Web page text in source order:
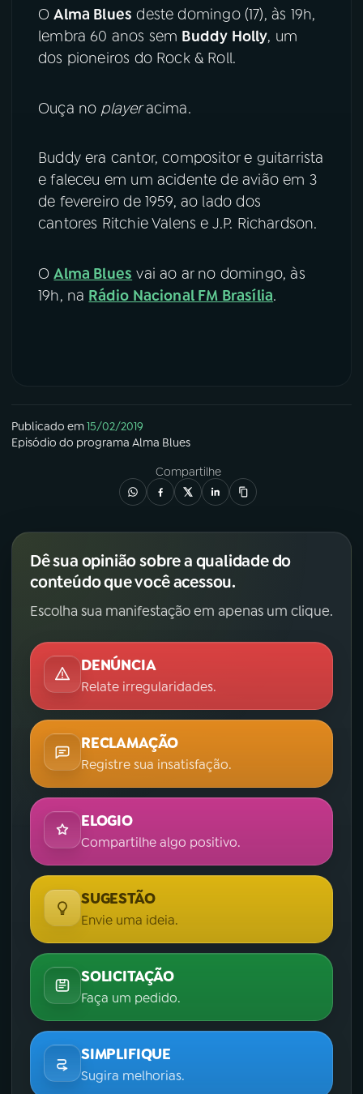
07 ÚLTIMAS
YouTube Facebook
OAlma Blues deste domingo (17), às 19h,
lembra 60 anos sem Buddy Holly, um
dos pioneiros do Rock & Roll.
Ouça no playeracima.
Buddy era cantor, compositor e guitarrista
e faleceu em um acidente de avião em 3
de fevereiro de 1959, ao lado dos
cantores Ritchie Valens e J.P. Richardson.
OAlma Blues vai ao ar no domingo, às
19h, na Rádio Nacional FM Brasília.
Publicado em15/02/2019
Episódio do programa Alma Blues
Compartilhe
Dê sua opinião sobre a qualidade do
conteúdo que você acessou.
Escolha sua manifestação em apenas um clique.
DENÚNCIA
Relate irregularidades.
RECLAMAÇÃO
Registre sua insatisfação.
ELOGIO
Compartilhe algo positivo.
SUGESTÃO
Envie uma ideia.
SOLICITAÇÃO
Faça um pedido.
SIMPLIFIQUE
Sugira melhorias.